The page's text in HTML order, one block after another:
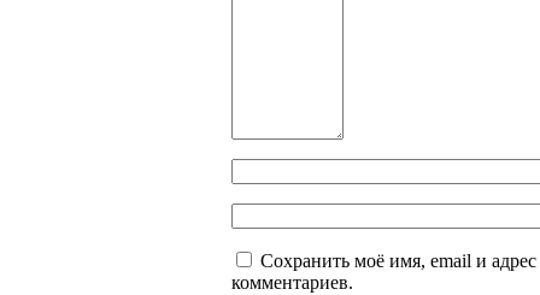
Сохранить моё имя, email и
комментариев.